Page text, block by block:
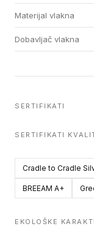
Materijal vlakna
Dobavljač vlakna
SERTIFIKATI
SERTIFIKATI
Cradle to Cradle
BREEAM A+
EKOLOŠKE